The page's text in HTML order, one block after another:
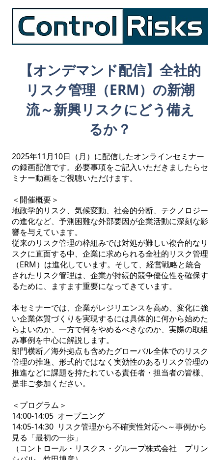
【オンデマンド配信】全社的
リスク管理（ERM）の新潮
流～新興リスクにどう備え
るか？
2025年11月10日（月）に配信したオンラインセミナー
の録画配信です。必要事項をご記入いただきましたらセ
ミナー動画をご視聴いただけます。
＜開催概要＞
地政学的リスク、気候変動、社会的分断、テクノロジー
の進化など、予測困難な外部要因が企業活動に深刻な影
響を与えています。
従来のリスク管理の枠組みでは対処が難しい複合的なリ
スクに直面する中、企業に求められる全社的リスク管理
（ERM）は進化しています。そして、経営戦略と統合
されたリスク管理は、企業が持続的競争優位性を確保す
るために、ますます重要になってきています。
本セミナーでは、企業がレジリエンスを高め、変化に強
い企業体質づくりを実現するには具体的に何から始めた
らよいのか、一方で何をやめるべきなのか、実際の取組
み事例を中心に解説します。
部門横断／海外拠点も含めたグローバル全体でのリスク
管理の推進、形式的ではなく実効性のあるリスク管理の
推進などに課題を持たれている責任者・担当者の皆様、
是非ご参加ください。
＜プログラム＞
14:00-14:05  オープニング
14:05-14:30  リスク管理から不確実性対応へ～事例から
見る「最初の一歩」
（コントロール・リスクス・グループ株式会社　プリン